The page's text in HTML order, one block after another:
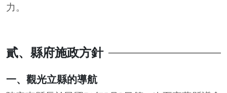
力。
貳、縣府施政方針
一、觀光立縣的導航